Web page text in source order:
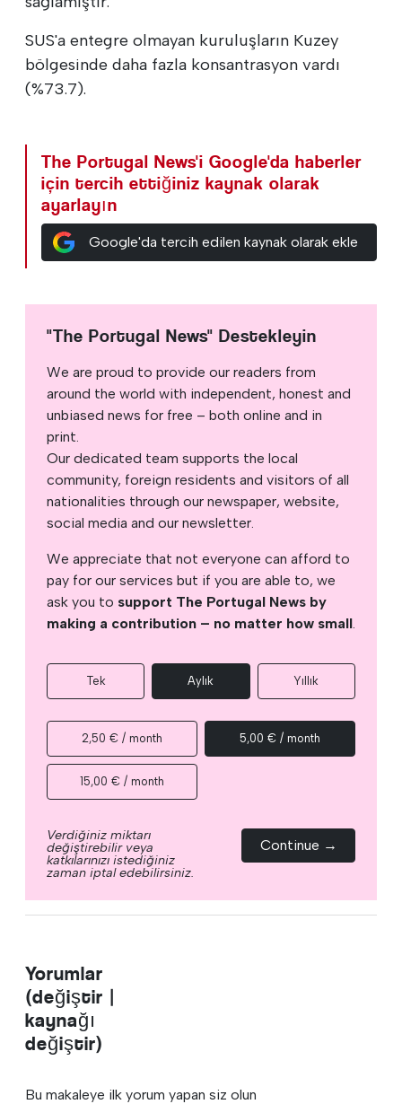
SUS'a entegre olmayan kuruluşların Kuzey
bölgesinde daha fazla konsantrasyon vardı
(%73.7).
The Portugal News'i Google'da haberler
için tercih ettiğiniz kaynak olarak
ayarlayın
Google'da tercih edilen kaynak olarak ekle
"The Portugal News" Destekleyin
We are proud to provide our readers from
around the world with independent, honest and
unbiased news for free – both online and in
print.
Our dedicated team supports the local
community, foreign residents and visitors of all
nationalities through our newspaper, website,
social media and our newsletter.
We appreciate that not everyone can afford to
pay for our services but if you are able to, we
ask you to support The Portugal News by
making a contribution – no matter how small.
Tek Aylık Yıllık
2,50 € / month 5,00 € / month
15,00 € / month
Verdiğiniz miktarı
değiştirebilir veya
katkılarınızı istediğiniz
zaman iptal edebilirsiniz.
Continue →
Yorumlar
(değiştir |
kaynağı
değiştir)
Bu makaleye ilk yorum yapan siz olun